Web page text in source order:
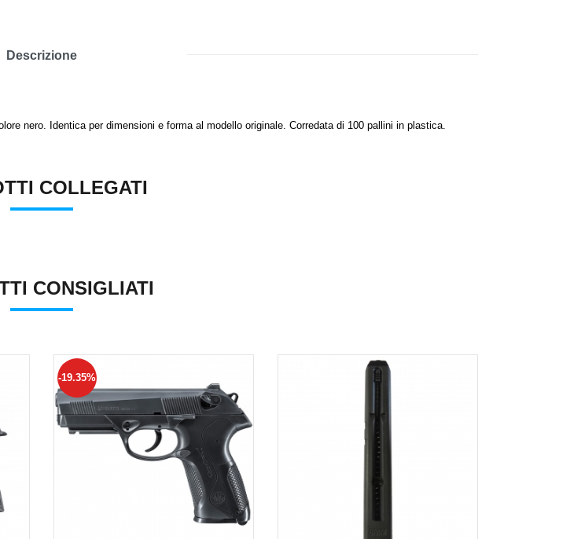
Descrizione
nero. Identica per dimensioni e forma al modello originale. Corredata di 100 pallini in plastica.
COLLEGATI
CONSIGLIATI
-19.35%